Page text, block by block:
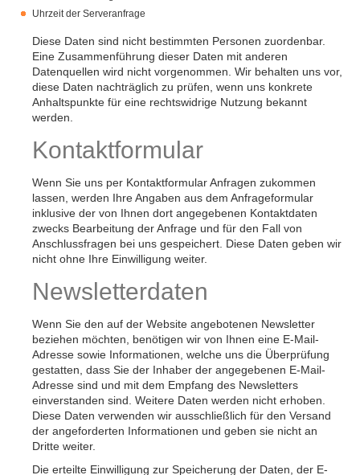
Uhrzeit der Serveranfrage
Diese Daten sind nicht bestimmten Personen zuordenbar.
Eine Zusammenführung dieser Daten mit anderen
Datenquellen wird nicht vorgenommen. Wir behalten uns vor,
diese Daten nachträglich zu prüfen, wenn uns konkrete
Anhaltspunkte für eine rechtswidrige Nutzung bekannt
werden.
Kontaktformular
Wenn Sie uns per Kontaktformular Anfragen zukommen
lassen, werden Ihre Angaben aus dem Anfrageformular
inklusive der von Ihnen dort angegebenen Kontaktdaten
zwecks Bearbeitung der Anfrage und für den Fall von
Anschlussfragen bei uns gespeichert. Diese Daten geben wir
nicht ohne Ihre Einwilligung weiter.
Newsletterdaten
Wenn Sie den auf der Website angebotenen Newsletter
beziehen möchten, benötigen wir von Ihnen eine E-Mail-
Adresse sowie Informationen, welche uns die Überprüfung
gestatten, dass Sie der Inhaber der angegebenen E-Mail-
Adresse sind und mit dem Empfang des Newsletters
einverstanden sind. Weitere Daten werden nicht erhoben.
Diese Daten verwenden wir ausschließlich für den Versand
der angeforderten Informationen und geben sie nicht an
Dritte weiter.
Die erteilte Einwilligung zur Speicherung der Daten, der E-